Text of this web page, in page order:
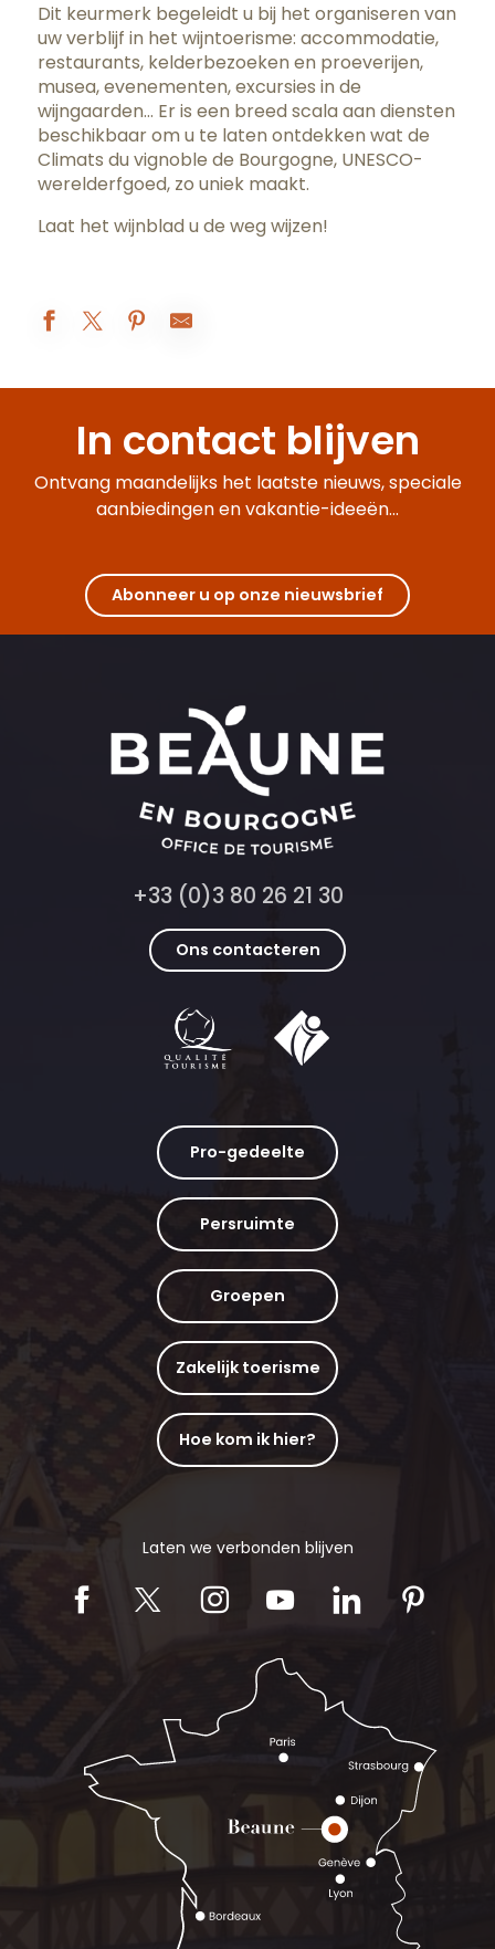
Dit keurmerk begeleidt u bij het organiseren van
uw verblijf in het wijntoerisme: accommodatie,
restaurants, kelderbezoeken en proeverijen,
musea, evenementen, excursies in de
wijngaarden… Er is een breed scala aan diensten
beschikbaar om u te laten ontdekken wat de
Climats du vignoble de Bourgogne, UNESCO-
werelderfgoed, zo uniek maakt.
Laat het wijnblad u de weg wijzen!
La Table de Levernois
Olivier Leflaive - Restaurant Klima
Auberge Saint-Martin
Bar Les Accords - Cité des Climats et des Vins de Bourgogne
La Table de Pauline
Le Bistrot du Bord de l'eau
In contact blijven
Ontvang maandelijks het laatste nieuws, speciale
aanbiedingen en vakantie-ideeën...
Abonneer u op onze nieuwsbrief
+33 (0)3 80 26 21 30
Ons contacteren
Pro-gedeelte
Persruimte
Groepen
Zakelijk toerisme
Hoe kom ik hier?
Laten we verbonden blijven